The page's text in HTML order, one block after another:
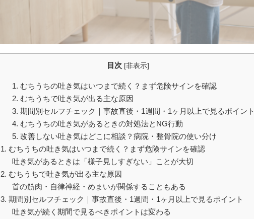
目次 [非表示]
1. むちうちの吐き気はいつまで続く？まず危険サインを確認
2. むちうちで吐き気が出る主な原因
3. 期間別セルフチェック｜事故直後・1週間・1ヶ月以上で見るポイント
4. むちうちの吐き気があるときの対処法とNG行動
5. 改善しない吐き気はどこに相談？病院・整骨院の使い分け
1. むちうちの吐き気はいつまで続く？まず危険サインを確認
吐き気があるときは「様子見しすぎない」ことが大切
2. むちうちで吐き気が出る主な原因
首の筋肉・自律神経・めまいが関係することもある
3. 期間別セルフチェック｜事故直後・1週間・1ヶ月以上で見るポイント
吐き気が続く期間で見るべきポイントは変わる